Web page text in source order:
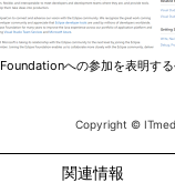
への参加を表明する
Copyright ©
関連情報